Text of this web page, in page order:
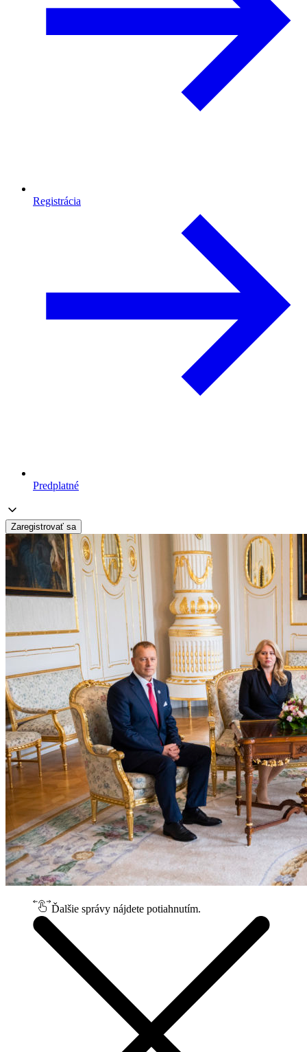
Registrácia
Predplatné
Zaregistrovať sa
Ďalšie správy nájdete potiahnutím.